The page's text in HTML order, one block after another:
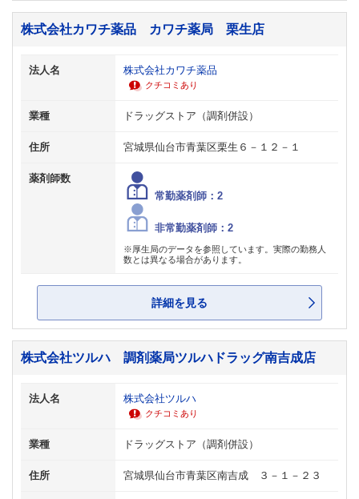
株式会社カワチ薬品 カワチ薬局 栗生店
法人名 株式会社カワチ薬品
クチコミあり
業種 ドラッグストア（調剤併設）
住所 宮城県仙台市青葉区栗生６－１２－１
薬剤師数
常勤薬剤師：2
非常勤薬剤師：2
※厚生局のデータを参照しています。実際の勤務人
数とは異なる場合があります。
詳細を見る
株式会社ツルハ 調剤薬局ツルハドラッグ南吉成店
法人名 株式会社ツルハ
クチコミあり
業種 ドラッグストア（調剤併設）
住所 宮城県仙台市青葉区南吉成 ３－１－２３